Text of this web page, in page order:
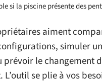
si la piscine présente des
aiment
simuler
prévoir le changement
se plie à vos